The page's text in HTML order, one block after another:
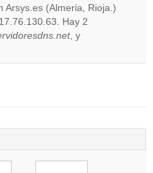
Do you
own this
Arsys.es (Almeria, Rioja.)
Hay 2
, y